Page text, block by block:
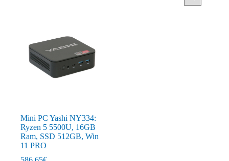
Mini PC Yashi NY334:
Ryzen 5 5500U, 16GB
Ram, SSD 512GB, Win
11 PRO